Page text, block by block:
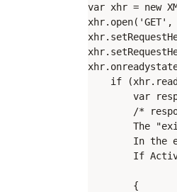
var xhr = new
if
var
/*
The
In the
If
        {